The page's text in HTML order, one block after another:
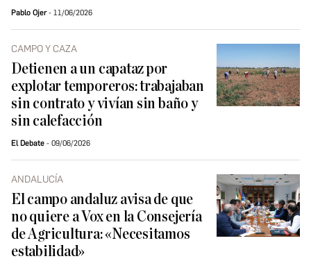
Pablo Ojer 11/06/2026
CAMPO Y CAZA
Detienen a un capataz por
explotar temporeros: trabajaban
sin contrato y vivían sin baño y
sin calefacción
El Debate 09/06/2026
ANDALUCÍA
⁠El campo andaluz avisa de que
no quiere a Vox en la Consejería
de Agricultura: «Necesitamos
estabilidad»